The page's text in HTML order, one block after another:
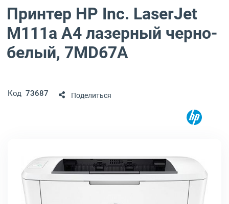
Принтер HP Inc. LaserJet
M111a A4 лазерный черно-
белый, 7MD67A
Код 73687 Поделиться